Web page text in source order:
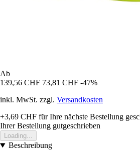
Ab
139,56 CHF 73,81 CHF -47%
inkl. MwSt. zzgl. Versandkosten
+3,69 CHF für Ihre nächste Bestellung
Ihrer Bestellung gutgeschrieben
Loading...
Beschreibung